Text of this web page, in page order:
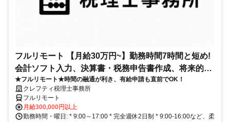
フルリモート 【月給30万円~】勤務時間7時間と短め!
会計ソフト入力、決算書・税務申告書作成、将来的に
決算説明も
★フルリモート★時間の融通が利き、有給申請も直前でOK！
クレフティ税理士事務所
フルリモート
月給300,000円以上
勤務時間・曜日: * 9:00～17:00 * 完全週休2日制 * 9:00-16:00など、柔